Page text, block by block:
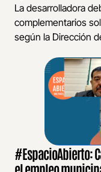
La desarrolladora
complementarios
según la Dirección
#EspacioAbierto: